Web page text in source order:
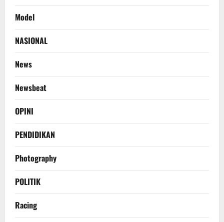
Model
NASIONAL
News
Newsbeat
OPINI
PENDIDIKAN
Photography
POLITIK
Racing